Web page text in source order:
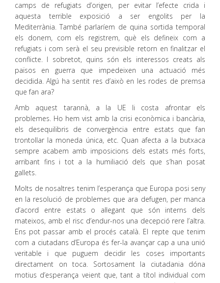
camps de refugiats d’origen, per evitar l’efecte crida i
aquesta terrible exposició a ser engolits per la
Mediterrània. També parlaríem de quina sortida temporal
els donem, com els registrem, què els defineix com a
refugiats i com serà el seu previsible retorn en finalitzar el
conflicte. I sobretot, quins són els interessos creats als
països en guerra que impedeixen una actuació més
decidida. Algú ha sentit res d’això en les rodes de premsa
que fan ara?
Amb aquest tarannà, a la UE li costa afrontar els
problemes. Ho hem vist amb la crisi econòmica i bancària,
els desequilibris de convergència entre estats que fan
trontollar la moneda única, etc. Quan afecta a la butxaca
sempre acabem amb imposicions dels estats més forts,
arribant fins i tot a la humiliació dels que s’han posat
gallets.
Molts de nosaltres tenim l’esperança que Europa posi seny
en la resolució de problemes que ara defugen, per manca
d’acord entre estats o al·legant que són interns dels
mateixos, amb el risc d’endur-nos una decepció rere l’altra.
Ens pot passar amb el procés català. El repte que tenim
com a ciutadans d’Europa és fer-la avançar cap a una unió
veritable i que puguem decidir les coses importants
directament on toca. Sortosament la ciutadania dóna
motius d’esperança veient que, tant a títol individual com